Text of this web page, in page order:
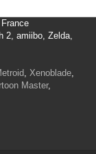
2, amiibo, Zelda,
, Xenoblade,
Master,